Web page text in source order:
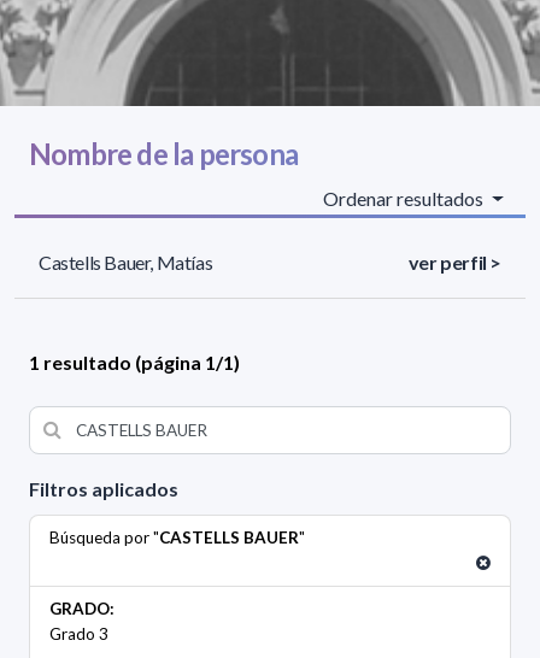
Filtros aplicados
Búsqueda por "CASTELLS BAUER"
GRADO:
Grado 3
Nombre de la persona
Ordenar resultados
Castells Bauer, Matías ver perfil >
1 resultado (página 1/1)